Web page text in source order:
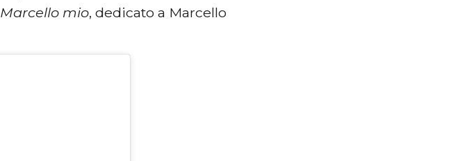
Marcello mio, dedicato a Marcello